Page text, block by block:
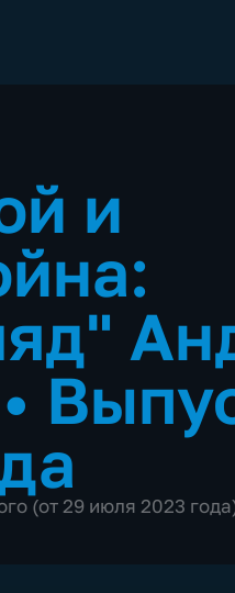
и
•
(от 29 июля 2023